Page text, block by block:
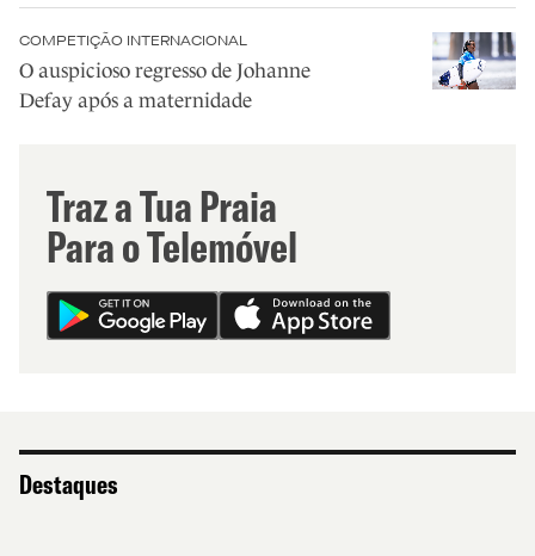
COMPETIÇÃO INTERNACIONAL
O auspicioso regresso de Johanne
Defay após a maternidade
Traz a Tua Praia
Para o Telemóvel
Destaques